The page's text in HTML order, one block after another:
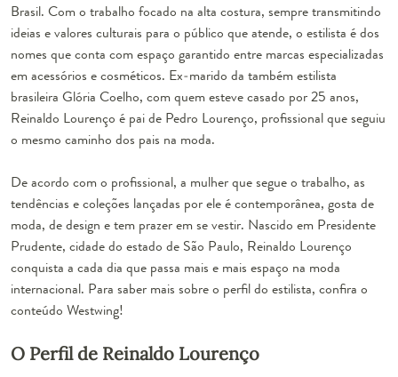
Brasil. Com o trabalho focado na alta costura, sempre transmitindo
ideias e valores culturais para o público que atende, o estilista é dos
nomes que conta com espaço garantido entre marcas especializadas
em acessórios e cosméticos. Ex-marido da também estilista
brasileira Glória Coelho, com quem esteve casado por 25 anos,
Reinaldo Lourenço é pai de Pedro Lourenço, profissional que seguiu
o mesmo caminho dos pais na moda.
De acordo com o profissional, a mulher que segue o trabalho, as
tendências e coleções lançadas por ele é contemporânea, gosta de
moda, de design e tem prazer em se vestir. Nascido em Presidente
Prudente, cidade do estado de São Paulo, Reinaldo Lourenço
conquista a cada dia que passa mais e mais espaço na moda
internacional. Para saber mais sobre o perfil do estilista, confira o
conteúdo Westwing!
O Perfil de Reinaldo Lourenço